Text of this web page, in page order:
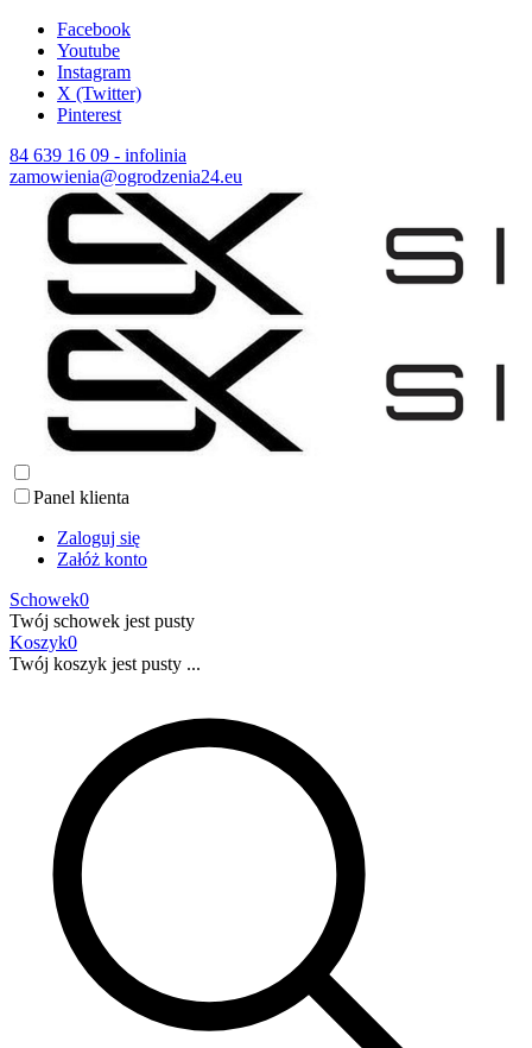
Facebook
Youtube
Instagram
X (Twitter)
Pinterest
84 639 16 09 - infolinia
zamowienia@ogrodzenia24.eu
Panel klienta
Zaloguj się
Załóż konto
Schowek0
Twój schowek jest pusty
Koszyk0
Twój koszyk jest pusty ...